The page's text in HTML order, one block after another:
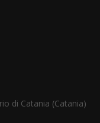
di Catania (Catania)